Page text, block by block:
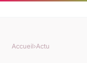
Accueil›Actu